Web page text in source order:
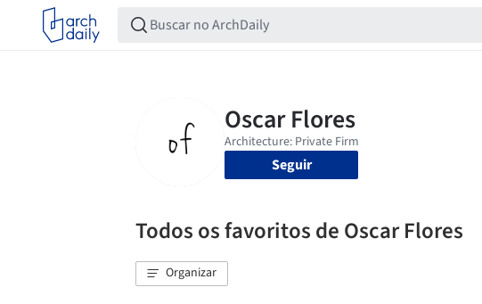
Seguir
Todos os favoritos de Oscar Flores
Organizar